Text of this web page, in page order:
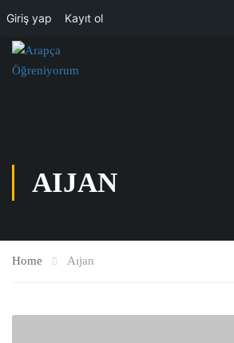
Giriş yap Kayıt ol
AIJAN
Home Aıjan